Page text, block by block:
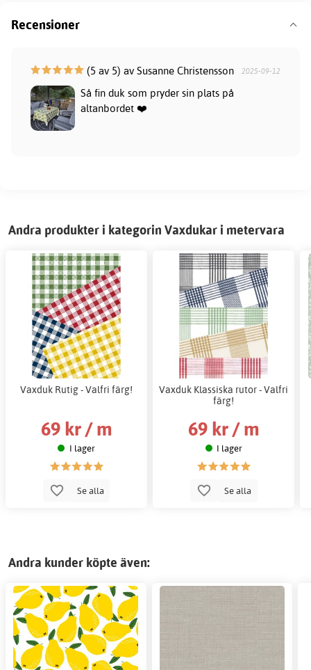
Recensioner
(5 av 5) av Susanne Christensson 2025-09-12
Så fin duk som pryder sin plats på
altanbordet ❤️
Andra produkter i kategorin Vaxdukar i metervara
Vaxduk Rutig - Valfri färg!
69 kr / m
I lager
Se alla
Vaxduk Klassiska rutor - Valfri
färg!
69 kr / m
I lager
Se alla
Andra kunder köpte även: